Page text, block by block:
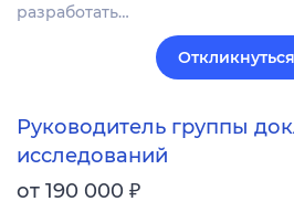
разработать…
Откликнуться
Руководитель группы
исследований
от 190 000 ₽